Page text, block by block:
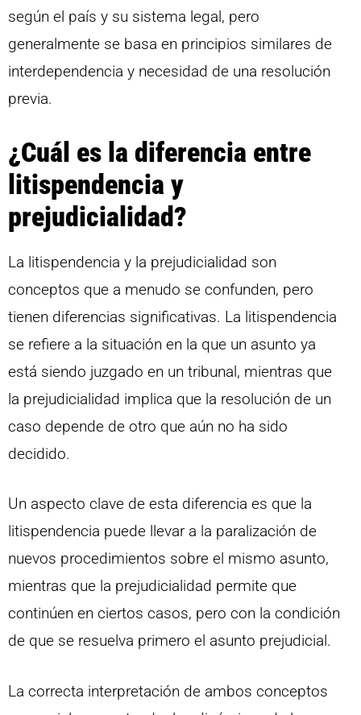
según el país y su sistema legal, pero
generalmente se basa en principios similares de
interdependencia y necesidad de una resolución
previa.
¿Cuál es la diferencia entre
litispendencia y
prejudicialidad?
La litispendencia y la prejudicialidad son
conceptos que a menudo se confunden, pero
tienen diferencias significativas. La litispendencia
se refiere a la situación en la que un asunto ya
está siendo juzgado en un tribunal, mientras que
la prejudicialidad implica que la resolución de un
caso depende de otro que aún no ha sido
decidido.
Un aspecto clave de esta diferencia es que la
litispendencia puede llevar a la paralización de
nuevos procedimientos sobre el mismo asunto,
mientras que la prejudicialidad permite que
continúen en ciertos casos, pero con la condición
de que se resuelva primero el asunto prejudicial.
La correcta interpretación de ambos conceptos